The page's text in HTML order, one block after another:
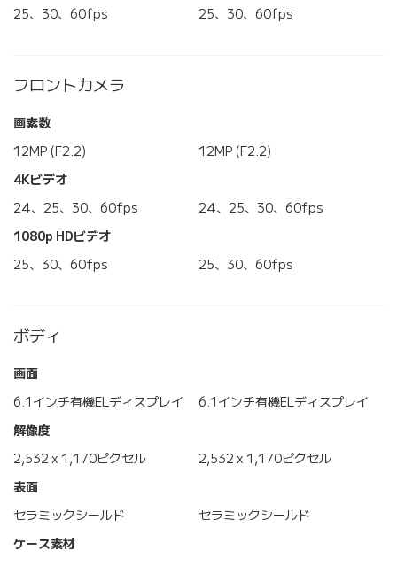
25、30、60fps
25、30、60fps
フロントカメラ
画素数
12MP (F2.2)
12MP (F2.2)
4Kビデオ
24、25、30、60fps
24、25、30、60fps
1080p HDビデオ
25、30、60fps
25、30、60fps
ボディ
画面
6.1インチ有機ELディスプレイ
6.1インチ有機ELディスプレイ
解像度
2,532 x 1,170ピクセル
2,532 x 1,170ピクセル
表面
セラミックシールド
セラミックシールド
ケース素材